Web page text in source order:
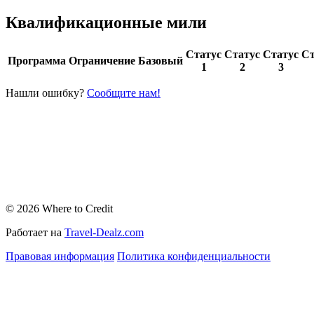
Квалификационные мили
Программа Ограничение Базовый
Статус
1
Статус
2
Статус
3
Нашли ошибку? Сообщите нам!
© 2026 Where to Credit
Работает на Travel-Dealz.com
Правовая информация Политика конфиденциальности